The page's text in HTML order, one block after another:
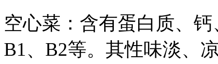
空心菜：含有蛋白质、
B1、B2等。其性味淡、